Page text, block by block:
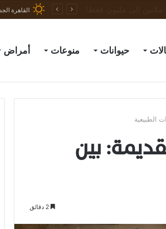
القاهرة
حيوانات منوعات أمراض
الطبيعية
بين